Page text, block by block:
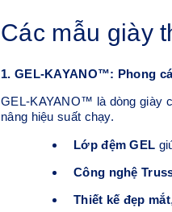
Các mẫu giày
1. GEL-KAYANO™: Phong
GEL-KAYANO™ là dòng giày
nâng hiệu suất chạy.
Lớp đệm GEL
Công nghệ
Thiết kế đẹp mắt